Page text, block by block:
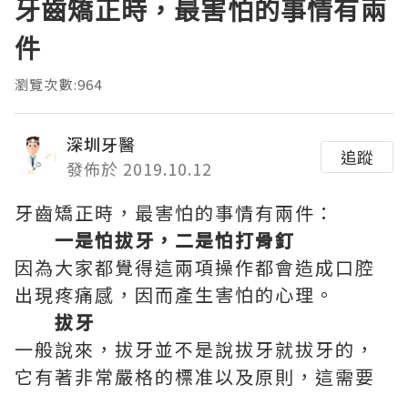
牙齒矯正時，最害怕的事情有兩
件
瀏覽次數:964
深圳牙醫
發佈於 2019.10.12
追蹤
牙齒矯正時，最害怕的事情有兩件：
一是怕拔牙，二是怕打骨釘
因為大家都覺得這兩項操作都會造成口腔
出現疼痛感，因而產生害怕的心理。
拔牙
一般說來，拔牙並不是說拔牙就拔牙的，
它有著非常嚴格的標准以及原則，這需要